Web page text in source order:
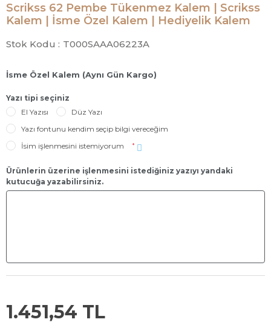
Scrikss 62 Pembe Tükenmez Kalem | Scrikss
Kalem | İsme Özel Kalem | Hediyelik Kalem
Stok Kodu : T000SAAA06223A
İsme Özel Kalem (Aynı Gün Kargo)
Yazı tipi seçiniz
El Yazısı
Düz Yazı
Yazı fontunu kendim seçip bilgi vereceğim
İsim işlenmesini istemiyorum
*
Ürünlerin üzerine işlenmesini istediğiniz yazıyı yandaki
kutucuğa yazabilirsiniz.
1.451,54 TL